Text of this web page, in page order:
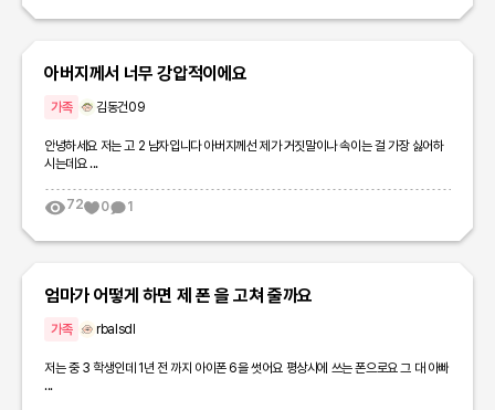
아버지께서 너무 강압적이에요
가족 김동건09
안녕하세요 저는 고 2 남자입니다 아버지께선 제가 거짓말이나 속이는 걸 가장 싫어하
시는데요 ...
72 0 1
엄마가 어떻게 하면 제 폰 을 고쳐 줄까요
가족 rbalsdl
저는 중 3 학생인데 1년 전 까지 아이폰 6을 썻어요 평상시에 쓰는 폰으로요 그 대 아빠
...